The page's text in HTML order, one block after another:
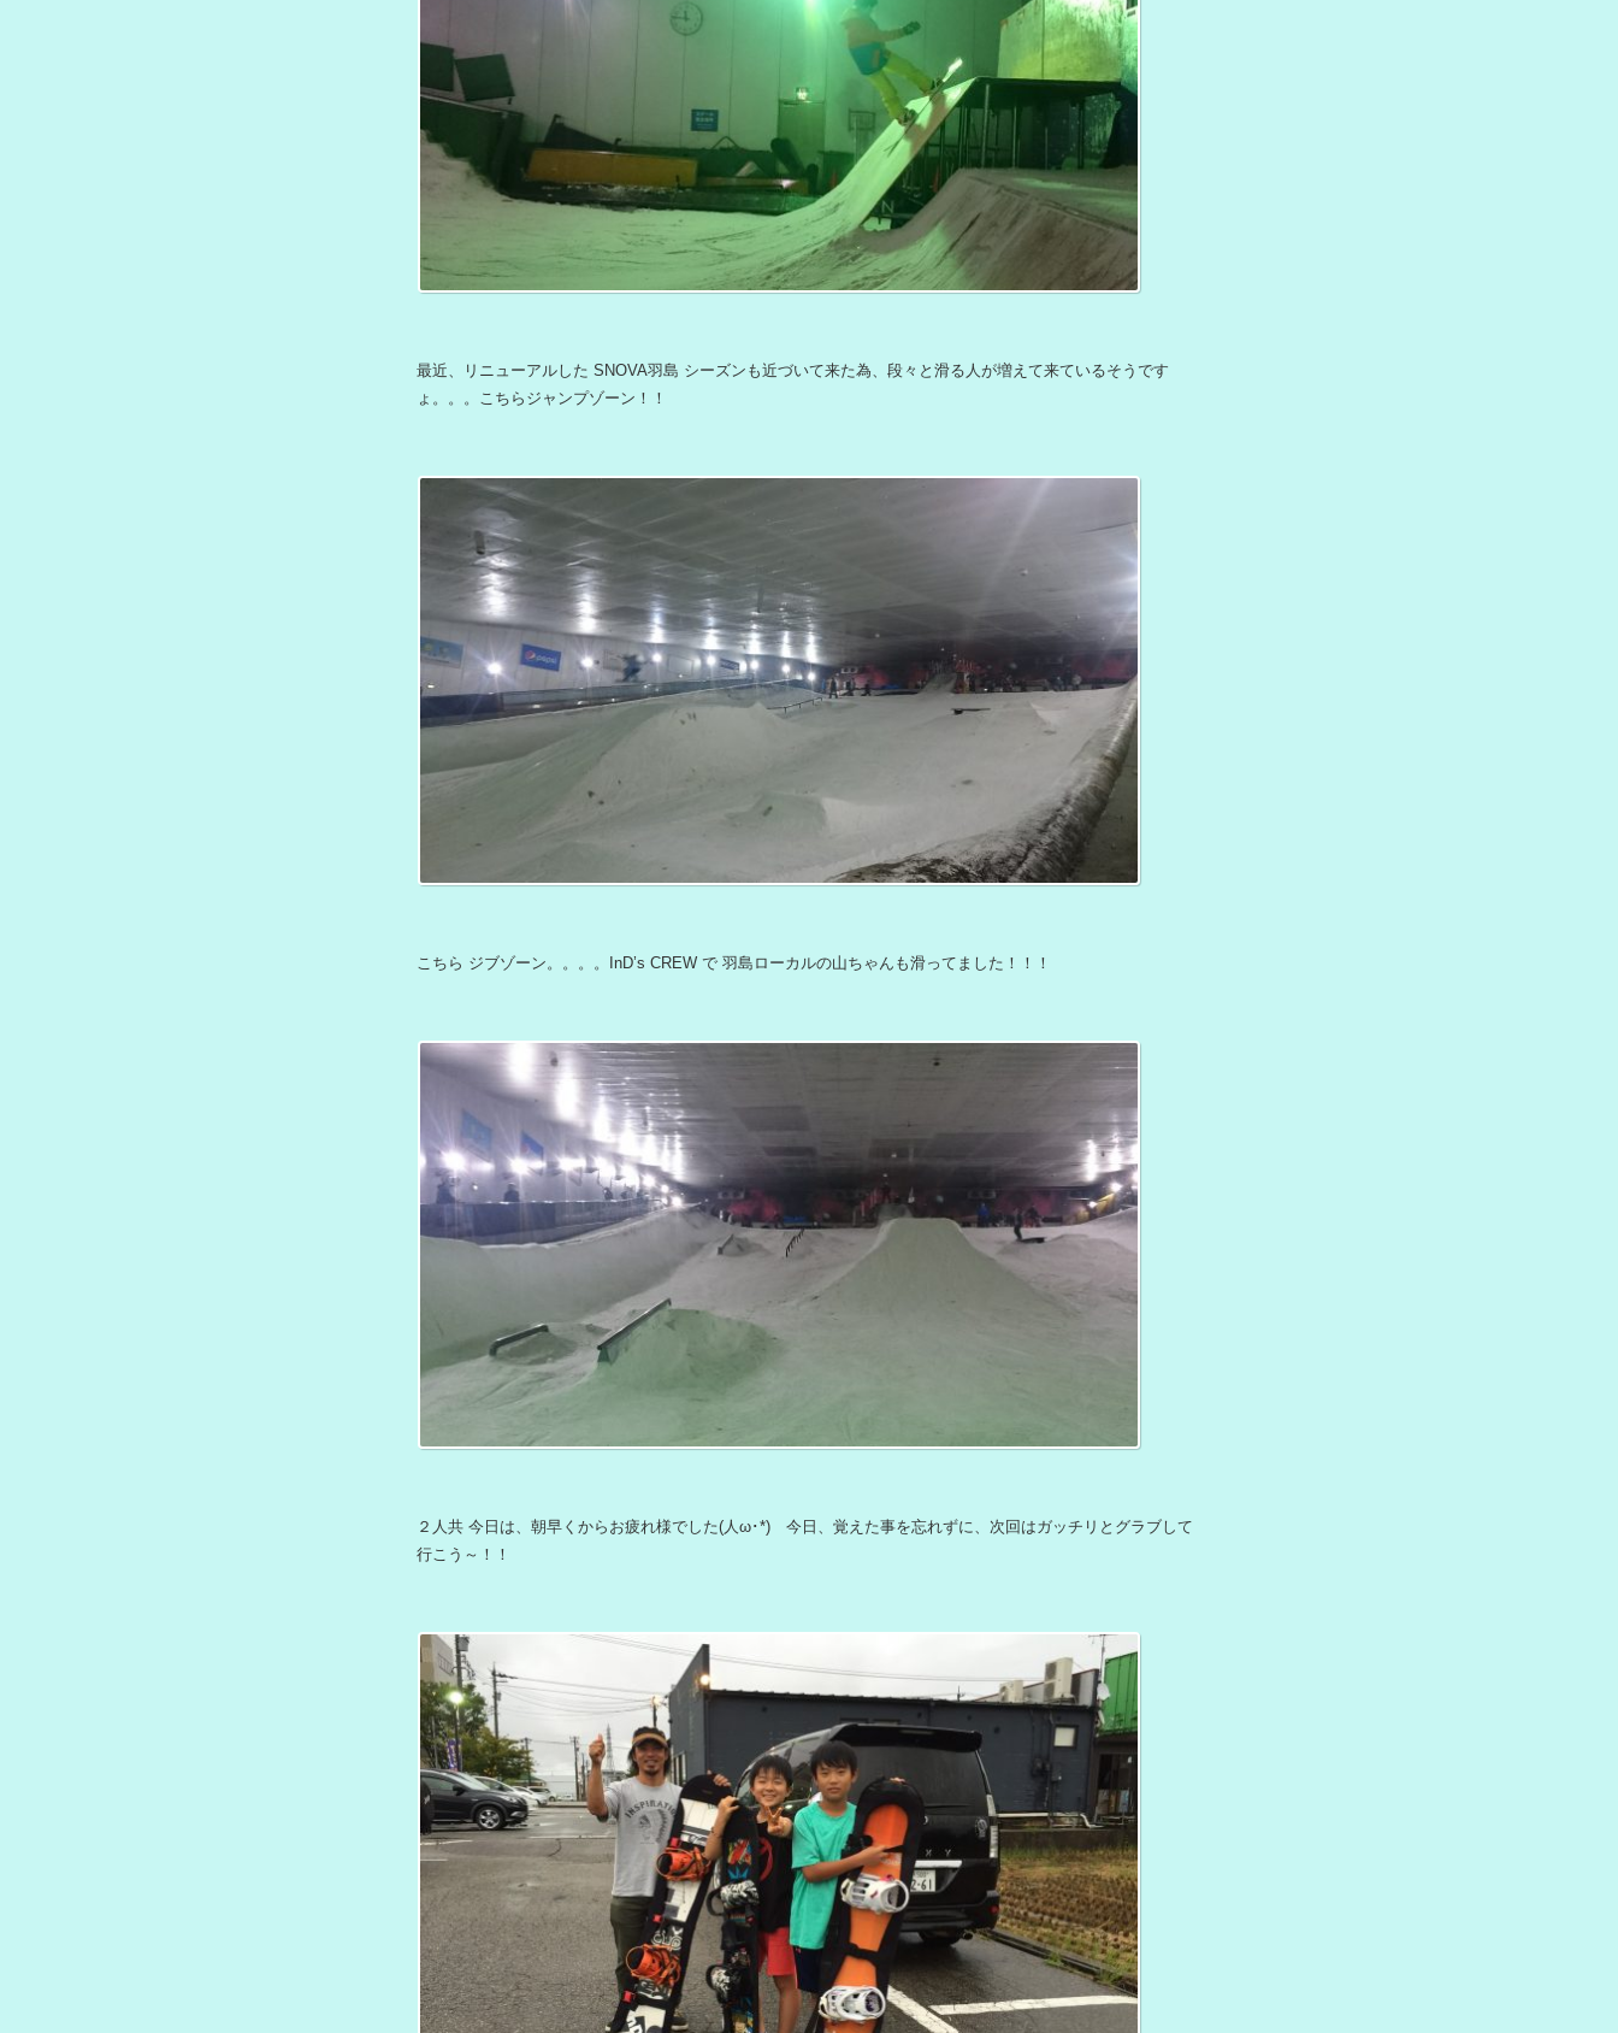
最近、リニューアルした SNOVA羽島 シーズンも近づいて来た為、段々と滑る人が増えて来ているそうです
ょ。。。こちらジャンプゾーン！！
こちら ジブゾーン。。。。InD’s CREW で 羽島ローカルの山ちゃんも滑ってました！！！
２人共 今日は、朝早くからお疲れ様でした(人ω･*) 今日、覚えた事を忘れずに、次回はガッチリとグラブして
行こう～！！